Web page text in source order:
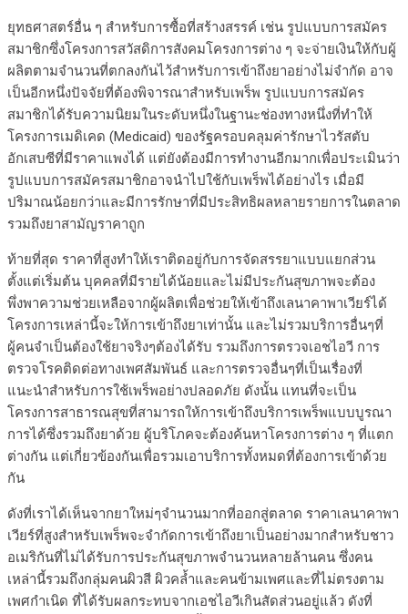
ยุทธศาสตร์อื่น ๆ สำหรับการซื้อที่สร้างสรรค์ เช่น รูปแบบการสมัคร
สมาชิกซึ่งโครงการสวัสดิการสังคมโครงการต่าง ๆ จะจ่ายเงินให้กับผู้
ผลิตตามจำนวนที่ตกลงกันไว้สำหรับการเข้าถึงยาอย่างไม่จำกัด อาจ
เป็นอีกหนึ่งปัจจัยที่ต้องพิจารณาสำหรับเพร็พ รูปแบบการสมัคร
สมาชิกได้รับความนิยมในระดับหนึ่งในฐานะช่องทางหนึ่งที่ทำให้
โครงการเมดิเคด (Medicaid) ของรัฐครอบคลุมค่ารักษาไวรัสตับ
อักเสบซีที่มีราคาแพงได้ แต่ยังต้องมีการทำงานอีกมากเพื่อประเมินว่า
รูปแบบการสมัครสมาชิกอาจนำไปใช้กับเพร็พได้อย่างไร เมื่อมี
ปริมาณน้อยกว่าและมีการรักษาที่มีประสิทธิผลหลายรายการในตลาด
รวมถึงยาสามัญราคาถูก
ท้ายที่สุด ราคาที่สูงทำให้เราติดอยู่กับการจัดสรรยาแบบแยกส่วน
ตั้งแต่เริ่มต้น บุคคลที่มีรายได้น้อยและไม่มีประกันสุขภาพจะต้อง
พึ่งพาความช่วยเหลือจากผู้ผลิตเพื่อช่วยให้เข้าถึงเลนาคาพาเวียร์ได้
โครงการเหล่านี้จะให้การเข้าถึงยาเท่านั้น และไม่รวมบริการอื่นๆที่
ผู้คนจำเป็นต้องใช้ยาจริงๆต้องได้รับ รวมถึงการตรวจเอชไอวี การ
ตรวจโรคติดต่อทางเพศสัมพันธ์ และการตรวจอื่นๆที่เป็นเรื่องที่
แนะนำสำหรับการใช้เพร็พอย่างปลอดภัย ดังนั้น แทนที่จะเป็น
โครงการสาธารณสุขที่สามารถให้การเข้าถึงบริการเพร็พแบบบูรณา
การได้ซึ่งรวมถึงยาด้วย ผู้บริโภคจะต้องค้นหาโครงการต่าง ๆ ที่แตก
ต่างกัน แต่เกี่ยวข้องกันเพื่อรวมเอาบริการทั้งหมดที่ต้องการเข้าด้วย
กัน
ดังที่เราได้เห็นจากยาใหม่ๆจำนวนมากที่ออกสู่ตลาด ราคาเลนาคาพา
เวียร์ที่สูงสำหรับเพร็พจะจำกัดการเข้าถึงยาเป็นอย่างมากสำหรับชาว
อเมริกันที่ไม่ได้รับการประกันสุขภาพจำนวนหลายล้านคน ซึ่งคน
เหล่านี้รวมถึงกลุ่มคนผิวสี ผิวคล้ำและคนข้ามเพศและที่ไม่ตรงตาม
เพศกำเนิด ที่ได้รับผลกระทบจากเอชไอวีเกินสัดส่วนอยู่แล้ว ดังที่